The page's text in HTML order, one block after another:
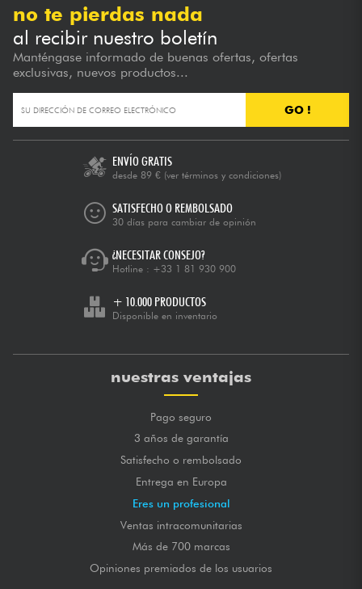
no te pierdas nada
al recibir nuestro boletín
Manténgase informado de buenas ofertas, ofertas
exclusivas, nuevos productos...
GO !
ENVÍO GRATIS
desde 89 € (ver términos y condiciones)
SATISFECHO O REMBOLSADO
30 días para cambiar de opinión
¿NECESITAR CONSEJO?
Hotline : +33 1 81 930 900
+ 10.000 PRODUCTOS
Disponible en inventario
nuestras ventajas
Pago seguro
3 años de garantía
Satisfecho o rembolsado
Entrega en Europa
Eres un profesional
Ventas intracomunitarias
Más de 700 marcas
Opiniones premiados de los usuarios